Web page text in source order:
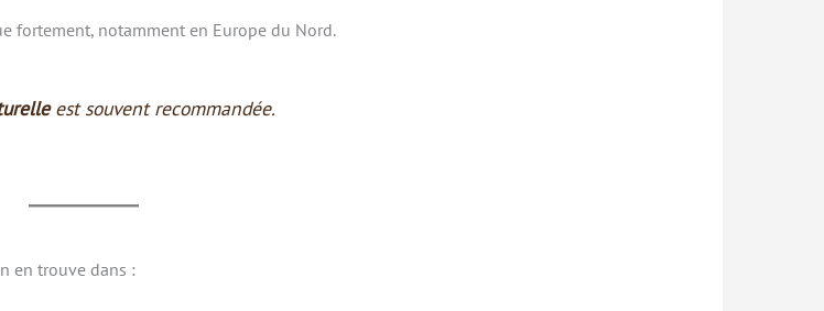
fortement, notamment en Europe du Nord.
est souvent recommandée.
en trouve dans :